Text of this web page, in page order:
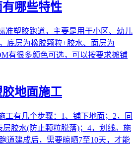
哪些特性
准塑胶跑道，主要是用于小区、幼儿
底层为橡胶颗粒+胶水、面层为
有很多颜色可选，可以按要求摊铺
地面施工
工有几个步骤：1、铺下地面；2，同
层胶水(防止颗粒脱落)；4，划线。施
道建成后，需要晾晒7至10天，才能